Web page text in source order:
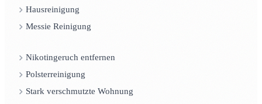
Hausreinigung
Messie Reinigung
Nikotingeruch entfernen
Polsterreinigung
Stark verschmutzte Wohnung